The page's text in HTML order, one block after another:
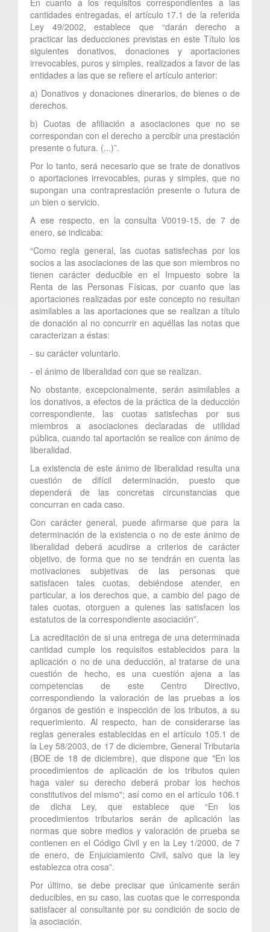
cantidades entregadas, el artículo 17.1 de la referida
Ley 49/2002, establece que “darán derecho a
practicar las deducciones previstas en este Título los
siguientes donativos, donaciones y aportaciones
irrevocables, puros y simples, realizados a favor de las
entidades a las que se refiere el artículo anterior:
a) Donativos y donaciones dinerarios, de bienes o de
derechos.
b) Cuotas de afiliación a asociaciones que no se
correspondan con el derecho a percibir una prestación
presente o futura. (...)”.
Por lo tanto, será necesario que se trate de donativos
o aportaciones irrevocables, puras y simples, que no
supongan una contraprestación presente o futura de
un bien o servicio.
A ese respecto, en la consulta V0019-15, de 7 de
enero, se indicaba:
“Como regla general, las cuotas satisfechas por los
socios a las asociaciones de las que son miembros no
tienen carácter deducible en el Impuesto sobre la
Renta de las Personas Físicas, por cuanto que las
aportaciones realizadas por este concepto no resultan
asimilables a las aportaciones que se realizan a título
de donación al no concurrir en aquéllas las notas que
caracterizan a éstas:
- su carácter voluntario.
- el ánimo de liberalidad con que se realizan.
No obstante, excepcionalmente, serán asimilables a
los donativos, a efectos de la práctica de la deducción
correspondiente, las cuotas satisfechas por sus
miembros a asociaciones declaradas de utilidad
pública, cuando tal aportación se realice con ánimo de
liberalidad.
La existencia de este ánimo de liberalidad resulta una
cuestión de difícil determinación, puesto que
dependerá de las concretas circunstancias que
concurran en cada caso.
Con carácter general, puede afirmarse que para la
determinación de la existencia o no de este ánimo de
liberalidad deberá acudirse a criterios de carácter
objetivo, de forma que no se tendrán en cuenta las
motivaciones subjetivas de las personas que
satisfacen tales cuotas, debiéndose atender, en
particular, a los derechos que, a cambio del pago de
tales cuotas, otorguen a quienes las satisfacen los
estatutos de la correspondiente asociación”.
La acreditación de si una entrega de una determinada
cantidad cumple los requisitos establecidos para la
aplicación o no de una deducción, al tratarse de una
cuestión de hecho, es una cuestión ajena a las
competencias de este Centro Directivo,
correspondiendo la valoración de las pruebas a los
órganos de gestión e inspección de los tributos, a su
requerimiento. Al respecto, han de considerarse las
reglas generales establecidas en el artículo 105.1 de
la Ley 58/2003, de 17 de diciembre, General Tributaria
(BOE de 18 de diciembre), que dispone que "En los
procedimientos de aplicación de los tributos quien
haga valer su derecho deberá probar los hechos
constitutivos del mismo"; así como en el artículo 106.1
de dicha Ley, que establece que “En los
procedimientos tributarios serán de aplicación las
normas que sobre medios y valoración de prueba se
contienen en el Código Civil y en la Ley 1/2000, de 7
de enero, de Enjuiciamiento Civil, salvo que la ley
establezca otra cosa”.
Por último, se debe precisar que únicamente serán
deducibles, en su caso, las cuotas que le corresponda
satisfacer al consultante por su condición de socio de
la asociación.